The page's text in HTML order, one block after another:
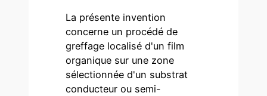
La présente invention
concerne un procédé de
greffage localisé d'un film
organique sur une zone
sélectionnée d'un substrat
conducteur ou semi-